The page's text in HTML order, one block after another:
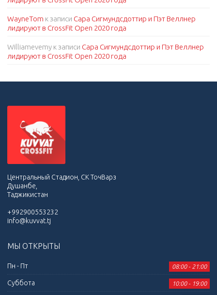
WayneTom к записи Сара Сигмундсдоттир и Пэт Веллнер
лидируют в CrossFit Open 2020 года
Williamevemy к записи Сара Сигмундсдоттир и Пэт Веллнер
лидируют в CrossFit Open 2020 года
Центральный Стадион, СК ТочВарз
Душанбе,
Таджикистан
+992900553232
info@kuvvat.tj
МЫ ОТКРЫТЫ
Пн - Пт 08:00 - 21:00
Суббота 10:00 - 19:00